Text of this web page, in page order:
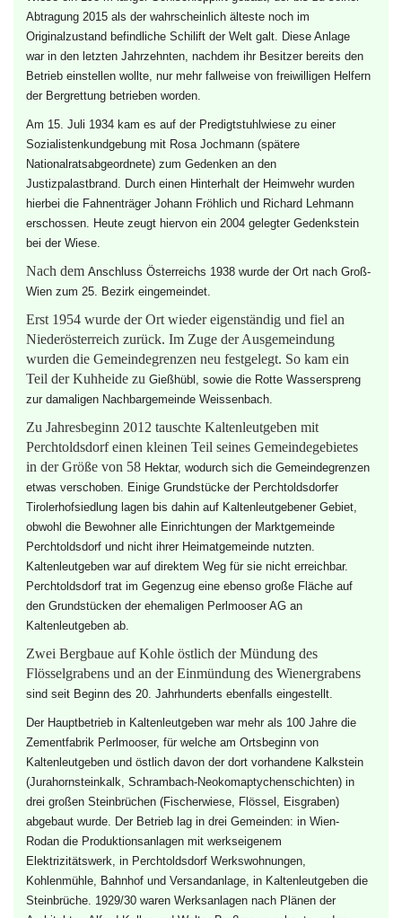
Abtragung 2015 als der wahrscheinlich älteste noch im
Originalzustand befindliche Schilift der Welt galt. Diese Anlage
war in den letzten Jahrzehnten, nachdem ihr Besitzer bereits den
Betrieb einstellen wollte, nur mehr fallweise von freiwilligen Helfern
der Bergrettung betrieben worden.
Am 15. Juli 1934 kam es auf der Predigtstuhlwiese zu einer
Sozialistenkundgebung mit Rosa Jochmann (spätere
Nationalratsabgeordnete) zum Gedenken an den
Justizpalastbrand. Durch einen Hinterhalt der Heimwehr wurden
hierbei die Fahnenträger Johann Fröhlich und Richard Lehmann
erschossen. Heute zeugt hiervon ein 2004 gelegter Gedenkstein
bei der Wiese.
Nach dem Anschluss Österreichs 1938 wurde der Ort nach Groß-
Wien zum 25. Bezirk eingemeindet.
Erst 1954 wurde der Ort wieder eigenständig und fiel an
Niederösterreich zurück. Im Zuge der Ausgemeindung
wurden die Gemeindegrenzen neu festgelegt. So kam ein
Teil der Kuhheide zu Gießhübl , sowie die Rotte Wasserspreng
zur damaligen Nachbargemeinde Weissenbach.
Zu Jahresbeginn 2012 tauschte Kaltenleutgeben mit
Perchtoldsdorf einen kleinen Teil seines Gemeindegebietes
in der Größe von 58 Hektar, wodurch sich die Gemeindegrenzen
etwas verschoben. Einige Grundstücke der Perchtoldsdorfer
Tirolerhofsiedlung lagen bis dahin auf Kaltenleutgebener Gebiet,
obwohl die Bewohner alle Einrichtungen der Marktgemeinde
Perchtoldsdorf und nicht ihrer Heimatgemeinde nutzten.
Kaltenleutgeben war auf direktem Weg für sie nicht erreichbar.
Perchtoldsdorf trat im Gegenzug eine ebenso große Fläche auf
den Grundstücken der ehemaligen Perlmooser AG an
Kaltenleutgeben ab.
Zwei Bergbaue auf Kohle östlich der Mündung des
Flösselgrabens und an der Einmündung des Wienergrabens
sind seit Beginn des 20. Jahrhunderts ebenfalls eingestellt.
Der Hauptbetrieb in Kaltenleutgeben war mehr als 100 Jahre die
Zementfabrik Perlmooser, für welche am Ortsbeginn von
Kaltenleutgeben und östlich davon der dort vorhandene Kalkstein
(Jurahornsteinkalk, Schrambach-Neokomaptychenschichten) in
drei großen Steinbrüchen (Fischerwiese, Flössel, Eisgraben)
abgebaut wurde. Der Betrieb lag in drei Gemeinden: in Wien-
Rodan die Produktionsanlagen mit werkseigenem
Elektrizitätswerk, in Perchtoldsdorf Werkswohnungen,
Kohlenmühle, Bahnhof und Versandanlage, in Kaltenleutgeben die
Steinbrüche. 1929/30 waren Werksanlagen nach Plänen der